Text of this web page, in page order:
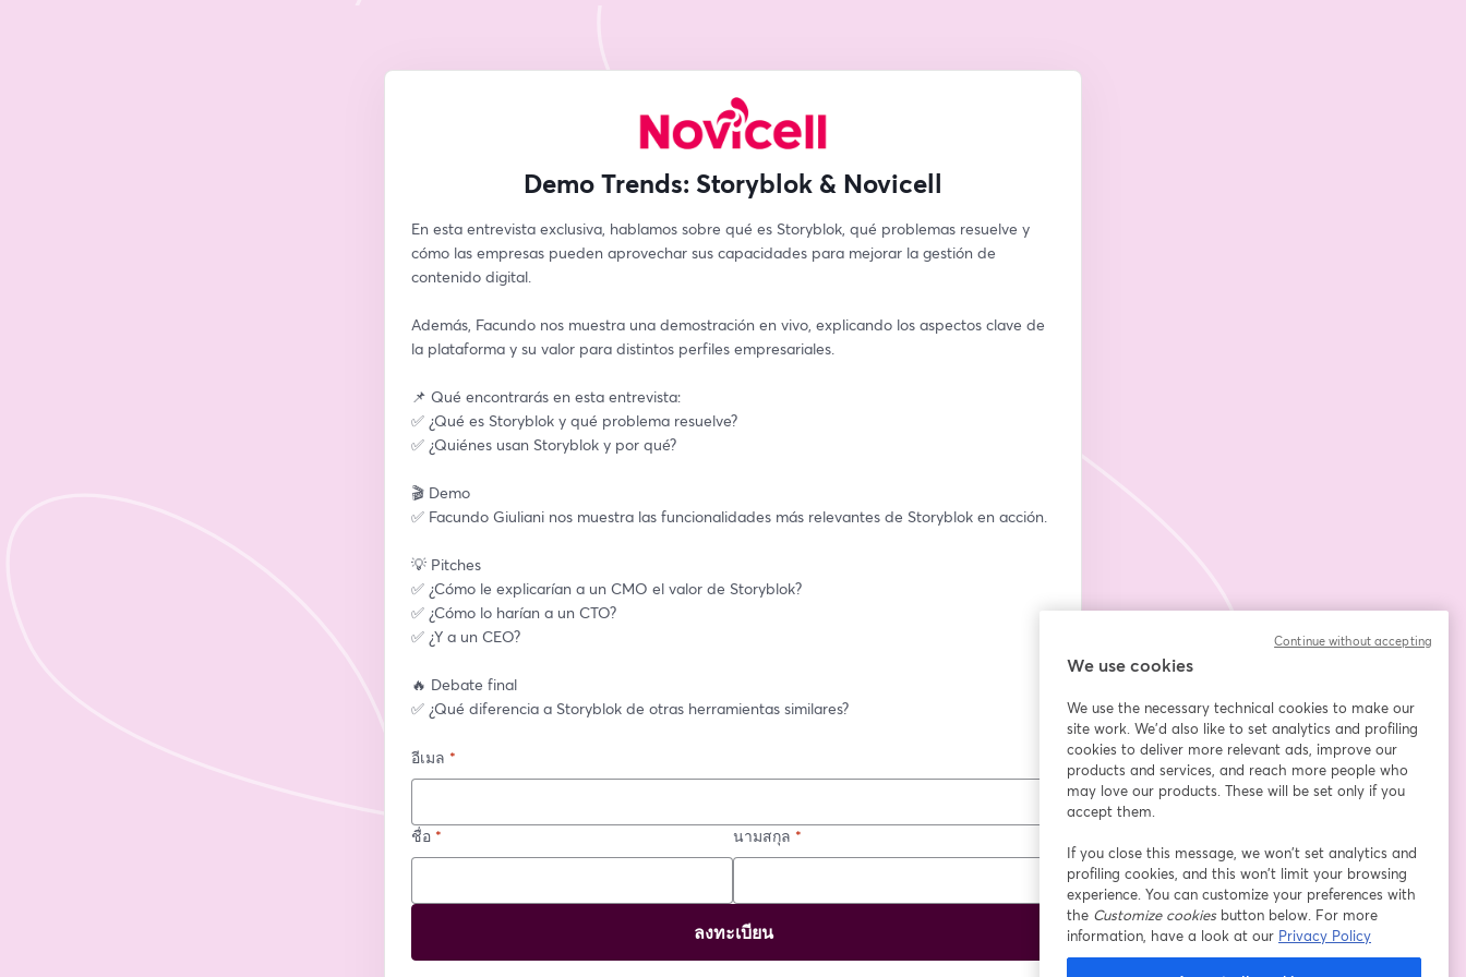
Demo Trends: Storyblok & Novicell
En esta entrevista exclusiva, hablamos sobre qué es Storyblok, qué problemas resuelve y
cómo las empresas pueden aprovechar sus capacidades para mejorar la gestión de
contenido digital.
Además, Facundo nos muestra una demostración en vivo, explicando los aspectos clave de
la plataforma y su valor para distintos perfiles empresariales.
📌 Qué encontrarás en esta entrevista:
✅ ¿Qué es Storyblok y qué problema resuelve?
✅ ¿Quiénes usan Storyblok y por qué?
🎬 Demo
✅ Facundo Giuliani nos muestra las funcionalidades más relevantes de Storyblok en acción.
💡 Pitches
✅ ¿Cómo le explicarían a un CMO el valor de Storyblok?
✅ ¿Cómo lo harían a un CTO?
✅ ¿Y a un CEO?
🔥 Debate final
✅ ¿Qué diferencia a Storyblok de otras herramientas similares?
อีเมล *
ชื่อ * นามสกุล *
ลงทะเบียน
We use cookies
We use the necessary technical cookies to make our
site work. We'd also like to set analytics and profiling
cookies to deliver more relevant ads, improve our
products and services, and reach more people who
may love our products. These will be set only if you
accept them.
If you close this message, we won’t set analytics and
profiling cookies, and this won’t limit your browsing
experience. You can customize your preferences with
the Customize cookiesbutton below. For more
information, have a look at our Privacy Policy
Continue without accepting